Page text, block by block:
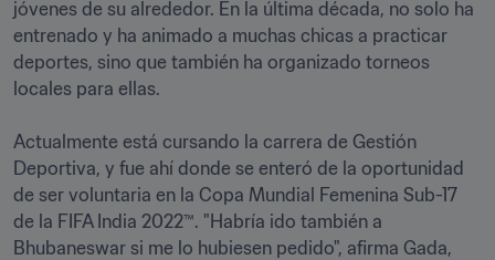
jóvenes de su alrededor. En la última década, no solo ha
entrenado y ha animado a muchas chicas a practicar
deportes, sino que también ha organizado torneos
locales para ellas.
Actualmente está cursando la carrera de Gestión
Deportiva, y fue ahí donde se enteró de la oportunidad
de ser voluntaria en la Copa Mundial Femenina Sub-17
de la FIFA India 2022™. "Habría ido también a
Bhubaneswar si me lo hubiesen pedido", afirma Gada,